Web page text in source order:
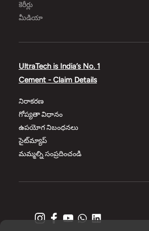
కెరీర్లు
మీడియా
UltraTech is India’s No. 1
Cement - Claim Details
నిరాకరణ
గోప్యతా విధానం
ఉపయోగ నిబంధనలు
సైట్‌మ్యాప్
మమ్మల్ని సంప్రదించండి